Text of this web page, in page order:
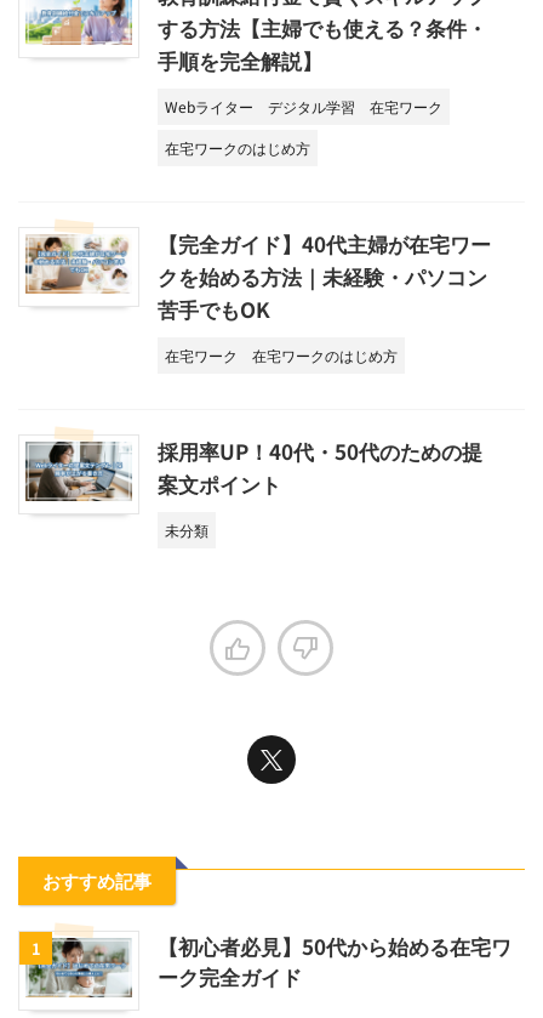
する方法【主婦でも使える？条件・
手順を完全解説】
Webライター デジタル学習
在宅ワーク
在宅ワークのはじめ方
【完全ガイド】40代主婦が在宅ワー
クを始める方法｜未経験・パソコン
苦手でもOK
在宅ワーク 在宅ワークのはじめ方
採用率UP！40代・50代のための提
案文ポイント
未分類
おすすめ記事
1
【初心者必見】50代から始める在宅ワ
ーク完全ガイド